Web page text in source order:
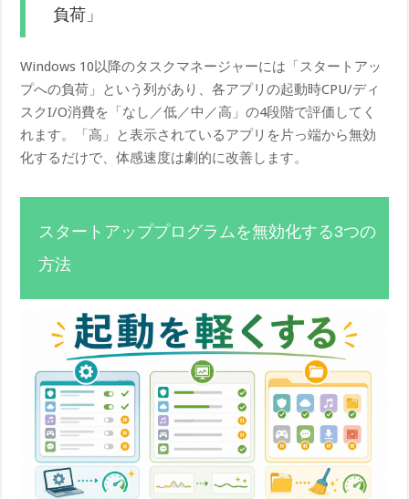
負荷」
Windows 10以降のタスクマネージャーには「スタートアッ
プへの負荷」という列があり、各アプリの起動時CPU/ディ
スクI/O消費を「なし／低／中／高」の4段階で評価してく
れます。「高」と表示されているアプリを片っ端から無効
化するだけで、体感速度は劇的に改善します。
スタートアッププログラムを無効化する3つの
方法